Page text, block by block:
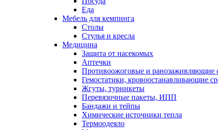
Еда
Мебель для кемпинга
Столы
Стулья и кресла
Медицина
Защита от насекомых
Аптечки
Противоожоговые и ранозаживляющие
Гемостатики, кровоостанавливающие
Жгуты, турникеты
Перевязочные пакеты, ИПП
Бандажи и тейпы
Химические источники тепла
Термоодеяло